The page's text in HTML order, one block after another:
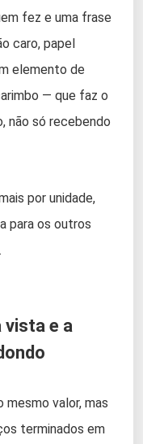
fez e uma frase
caro, papel
elemento de
— que faz o
não só recebendo
por unidade,
para os outros
vista e a
mesmo valor, mas
terminados em